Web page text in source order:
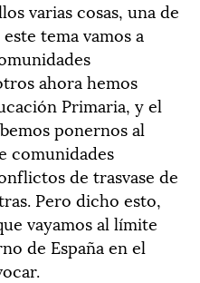
varias cosas, una de
tema vamos a
ahora hemos
Primaria, y el
ponernos al
comunidades
de trasvase de
Pero dicho esto,
vayamos al límite
de España en el